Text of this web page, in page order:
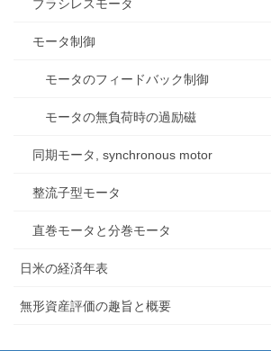
ブラシレスモータ
モータ制御
モータのフィードバック制御
モータの無負荷時の過励磁
同期モータ, synchronous motor
整流子型モータ
直巻モータと分巻モータ
日米の経済年表
無形資産評価の趣旨と概要